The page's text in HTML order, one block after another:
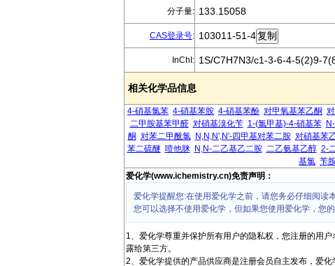
分子量: 133.15058
CAS登录号: 103011-51-4
InChI: 1S/C7H7N3/c1-3-6-4-5(2)9-
相关化学品信息
4-硝基氯苯 4-硝基苯胺 4-硝基苯酚 对甲氧基苯乙酮
二甲胺基苯甲醛 对硝基溴化苄 1-(氯甲基)-4-硝基苯
酮 对苯二甲酰氯 N,N,N',N'-四甲基对苯二胺 对硝基苯
苯二硫醚 喷他脒 N,N-二乙基乙二胺 二乙氨基乙醇 2-
基氯 苄
爱化学(www.ichemistry.cn)免责声明：
爱化学提醒您:在使用爱化学之前，请您务必仔细阅读本
您可以选择不使用爱化学，但如果您使用爱化学，您
1、爱化学尊重并保护所有用户的隐私权，您注册的用
露给第三方。
2、爱化学提供的产品供应商是注册会员自主发布，爱